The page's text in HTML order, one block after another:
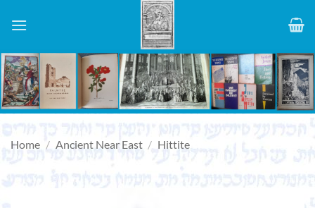
Home / Ancient Near East / Hittite